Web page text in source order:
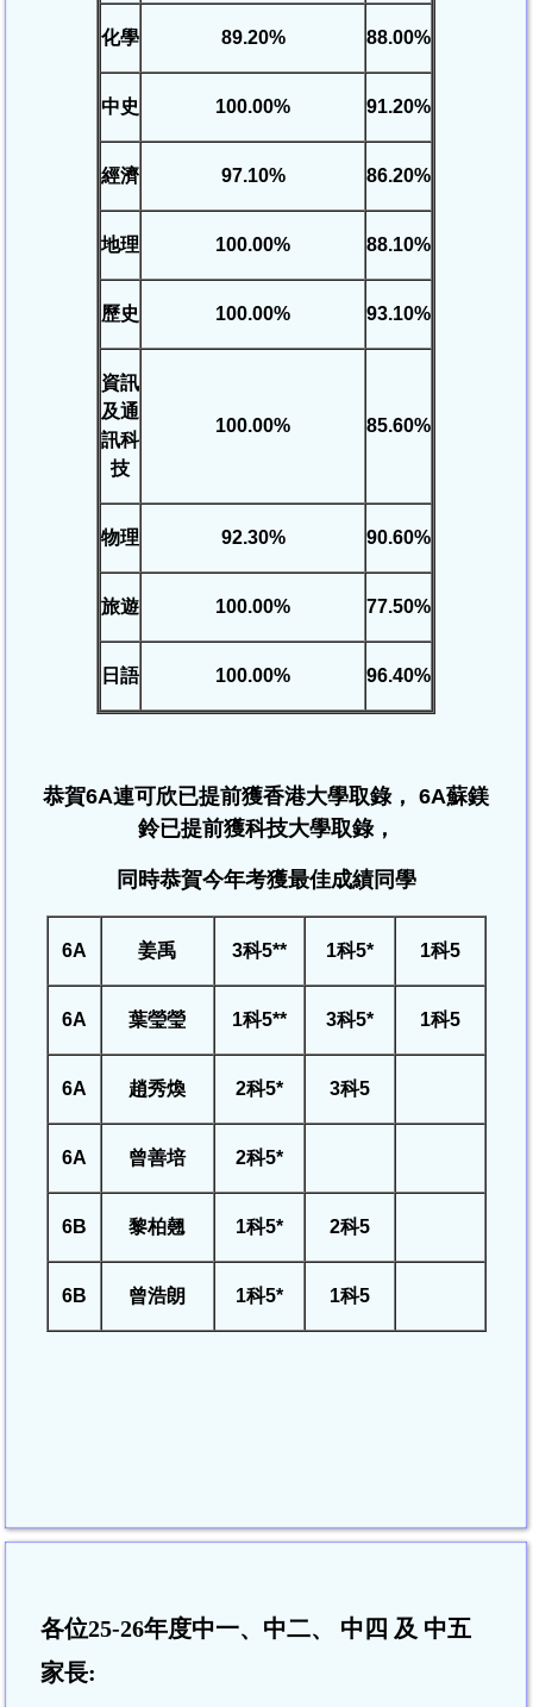
化學 89.20% 88.00%
中史 100.00% 91.20%
經濟 97.10% 86.20%
地理 100.00% 88.10%
歷史 100.00% 93.10%
資訊
及通
訊科
技
100.00% 85.60%
物理 92.30% 90.60%
旅遊 100.00% 77.50%
日語 100.00% 96.40%
恭賀6A連可欣已提前獲香港大學取錄， 6A蘇鎂
鈴已提前獲科技大學取錄，
同時恭賀今年考獲最佳成績同學
6A 姜禹 3科5** 1科5* 1科5
6A 葉瑩瑩 1科5** 3科5* 1科5
6A 趙秀煥 2科5* 3科5
6A 曾善培 2科5*
6B 黎柏翹 1科5* 2科5
6B 曾浩朗 1科5* 1科5
各位25-26年度中一、中二、
中四 及 中五
家長: